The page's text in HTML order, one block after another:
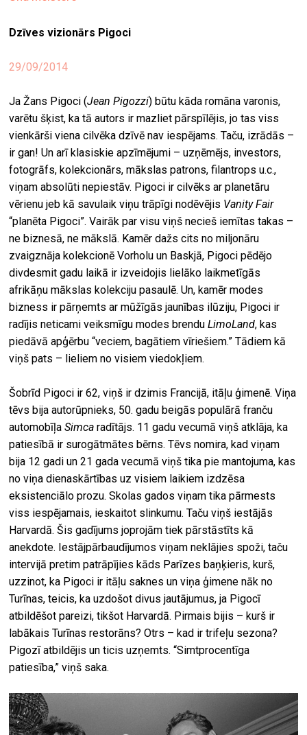
meklēt
Dzīves vizionārs Pigoci
29/09/2014
Ja Žans Pigoci (Jean Pigozzi) būtu kāda romāna varonis,
varētu šķist, ka tā autors ir mazliet pārspīlējis, jo tas viss
vienkārši viena cilvēka dzīvē nav iespējams. Taču, izrādās –
ir gan! Un arī klasiskie apzīmējumi – uzņēmējs, investors,
fotogrāfs, kolekcionārs, mākslas patrons, filantrops u.c.,
viņam absolūti nepiestāv. Pigoci ir cilvēks ar planetāru
vērienu jeb kā savulaik viņu trāpīgi nodēvējis Vanity Fair
“planēta Pigoci”. Vairāk par visu viņš necieš iemītas takas –
ne biznesā, ne mākslā. Kamēr dažs cits no miljonāru
zvaigznāja kolekcionē Vorholu un Baskjā, Pigoci pēdējo
divdesmit gadu laikā ir izveidojis lielāko laikmetīgās
afrikāņu mākslas kolekciju pasaulē. Un, kamēr modes
bizness ir pārņemts ar mūžīgās jaunības ilūziju, Pigoci ir
radījis neticami veiksmīgu modes brenduLimoLand, kas
piedāvā apģērbu “veciem, bagātiem vīriešiem.” Tādiem kā
viņš pats – lieliem no visiem viedokļiem.
Šobrīd Pigoci ir 62, viņš ir dzimis Francijā, itāļu ģimenē. Viņa
tēvs bija autorūpnieks, 50. gadu beigās populārā franču
automobīļaSimca radītājs. 11 gadu vecumā viņš atklāja, ka
patiesībā ir surogātmātes bērns. Tēvs nomira, kad viņam
bija 12 gadi un 21 gada vecumā viņš tika pie mantojuma, kas
no viņa dienaskārtības uz visiem laikiem izdzēsa
eksistenciālo prozu. Skolas gados viņam tika pārmests
viss iespējamais, ieskaitot slinkumu. Taču viņš iestājās
Harvardā. Šis gadījums joprojām tiek pārstāstīts kā
anekdote. Iestājpārbaudījumos viņam neklājies spoži, taču
intervijā pretim patrāpījies kāds Parīzes baņķieris, kurš,
uzzinot, ka Pigoci ir itāļu saknes un viņa ģimene nāk no
Turīnas, teicis, ka uzdošot divus jautājumus, ja Pigocī
atbildēšot pareizi, tikšot Harvardā. Pirmais bijis – kurš ir
labākais Turīnas restorāns? Otrs – kad ir trifeļu sezona?
Pigozī atbildējis un ticis uzņemts. “Simtprocentīga
patiesība,” viņš saka.